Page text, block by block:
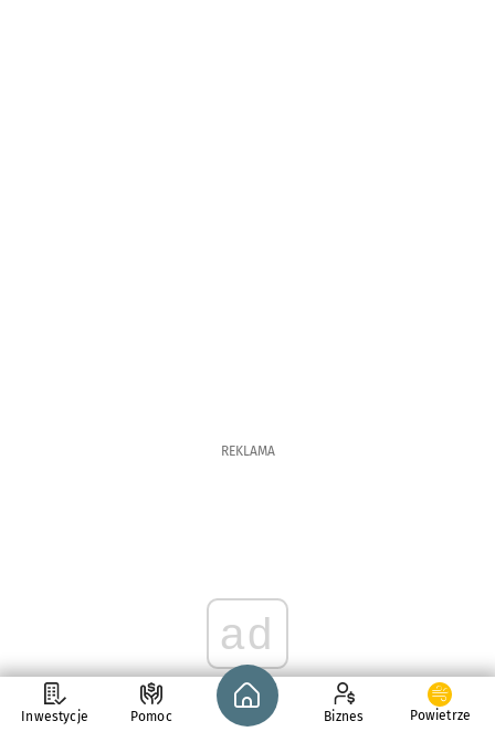
REKLAMA
ad
Inwestycje Pomoc
Strona główna - wroclaw.pl
Biznes Powietrze